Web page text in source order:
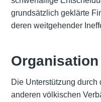
grundsätzlich geklärte
deren weitgehender
Organisation
Die Unterstützung
anderen völkischen